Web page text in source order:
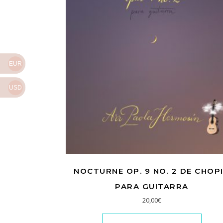
NOCTURNE OP. 9 NO. 2 DE
PARA GUITARRA
20,00€
EUR
USD